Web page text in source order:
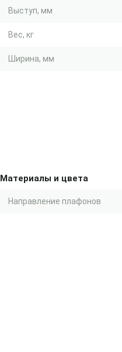
Выступ, мм
Вес, кг
Ширина, мм
Материалы и цвета
Направление плафонов